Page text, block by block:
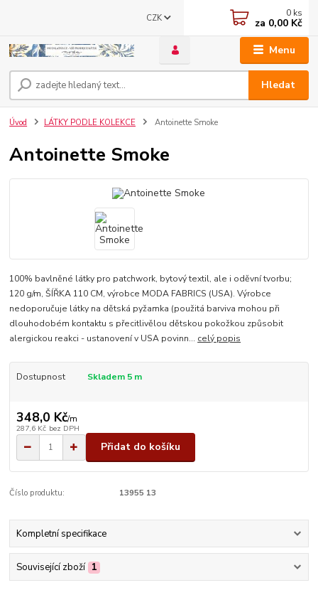
Menu
CZK
Hledat
0 ks
za 0,00 Kč
Úvod LÁTKY PODLE KOLEKCE Antoinette Smoke
Antoinette Smoke
100% bavlněné látky pro patchwork, bytový textil, ale i oděvní tvorbu;
120 g/m, ŠÍŘKA 110 CM, výrobce MODA FABRICS (USA). Výrobce
nedoporučuje látky na dětská pyžamka (použitá barviva mohou při
dlouhodobém kontaktu s přecitlivělou dětskou pokožkou způsobit
alergickou reakci - ustanovení v USA povinn... celý popis
Dostupnost Skladem 5 m
348,0 Kč/m
287,6 Kč bez DPH
Přidat do košíku
Číslo produktu: 13955 13
Kompletní specifikace
Související zboží 1